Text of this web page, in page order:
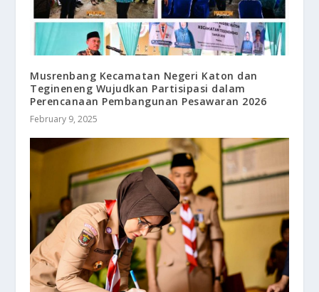
Musrenbang Kecamatan Negeri Katon dan
Tegineneng Wujudkan Partisipasi dalam
Perencanaan Pembangunan Pesawaran 2026
February 9, 2025